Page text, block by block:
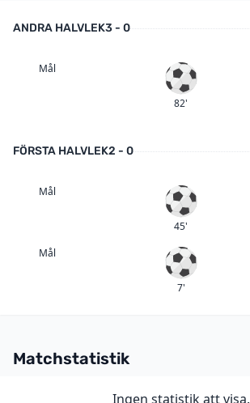
ANDRA HALVLEK3 - 0
Mål
Mål
82'
FÖRSTA HALVLEK2 - 0
Mål
Mål
45'
Mål
Mål
7'
Matchstatistik
Ingen statistik att visa.